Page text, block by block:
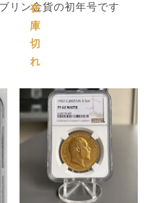
リン金貨の初年号です
在
庫
切
れ